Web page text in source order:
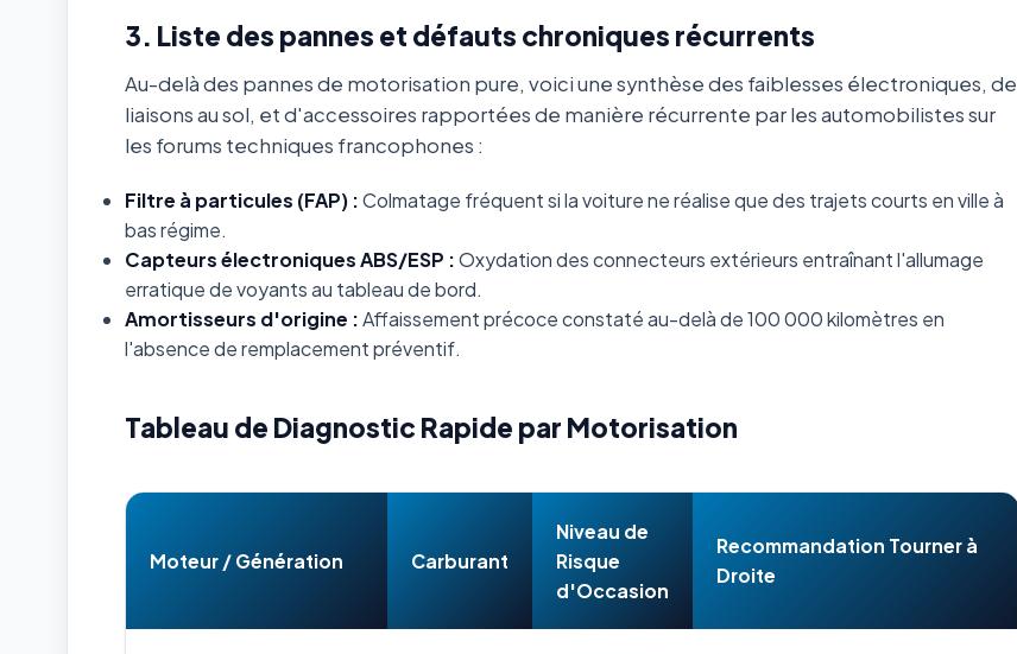
3. Liste des pannes et défauts chroniques récurrents
Au-delà des pannes de motorisation pure, voici une synthèse des faiblesses électroniques, de
liaisons au sol, et d'accessoires rapportées de manière récurrente par les automobilistes sur
les forums techniques francophones :
Filtre à particules (FAP) :Colmatage fréquent si la voiture ne réalise que des trajets courts en ville à
bas régime.
Capteurs électroniques ABS/ESP :Oxydation des connecteurs extérieurs entraînant l'allumage
erratique de voyants au tableau de bord.
Amortisseurs d'origine :Affaissement précoce constaté au-delà de 100 000 kilomètres en
l'absence de remplacement préventif.
Tableau de Diagnostic Rapide par Motorisation
Moteur / Génération Carburant
Niveau de
Risque
d'Occasion
Recommandation Tourner à
Droite